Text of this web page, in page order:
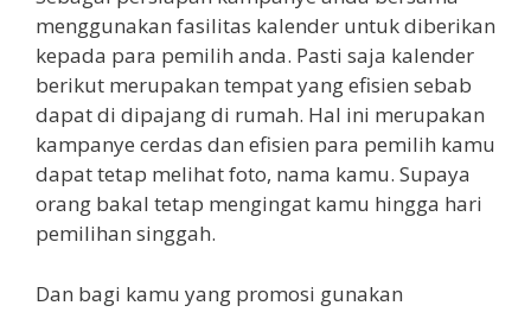
menggunakan fasilitas kalender untuk diberikan
kepada para pemilih anda. Pasti saja kalender
berikut merupakan tempat yang efisien sebab
dapat di dipajang di rumah. Hal ini merupakan
kampanye cerdas dan efisien para pemilih kamu
dapat tetap melihat foto, nama kamu. Supaya
orang bakal tetap mengingat kamu hingga hari
pemilihan singgah.
Dan bagi kamu yang promosi gunakan